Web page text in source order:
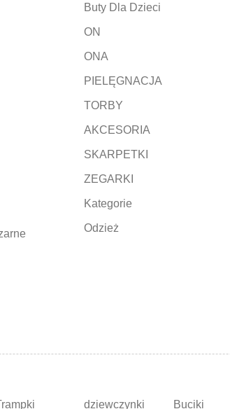
Buty Dla Dzieci
ON
ONA
PIELĘGNACJA
TORBY
AKCESORIA
SKARPETKI
ZEGARKI
Kategorie
Odzież
dziewczynki
Buciki